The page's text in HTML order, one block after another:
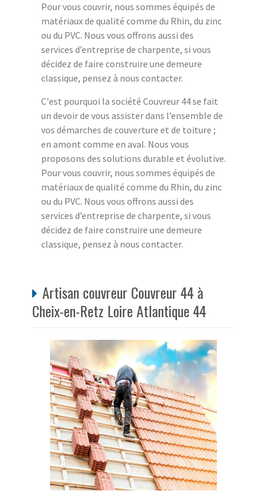
Pour vous couvrir, nous sommes équipés de
matériaux de qualité comme du Rhin, du zinc
ou du PVC. Nous vous offrons aussi des
services d’entreprise de charpente, si vous
décidez de faire construire une demeure
classique, pensez à nous contacter.
C'est pourquoi la société Couvreur 44 se fait
un devoir de vous assister dans l’ensemble de
vos démarches de couverture et de toiture ;
en amont comme en aval. Nous vous
proposons des solutions durable et évolutive.
Pour vous couvrir, nous sommes équipés de
matériaux de qualité comme du Rhin, du zinc
ou du PVC. Nous vous offrons aussi des
services d’entreprise de charpente, si vous
décidez de faire construire une demeure
classique, pensez à nous contacter.
Artisan couvreur Couvreur 44 à
Cheix-en-Retz Loire Atlantique 44